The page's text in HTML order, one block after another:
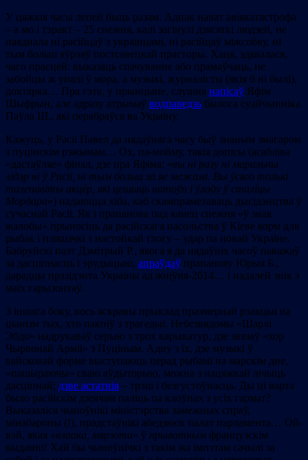
У цяжкія часы лепей быць разам. Аднак нават авіякатастрофа
– а мо і тэракт – 25 снежня, калі загінулі дзясяткі людзей, не
паяднала ні расійцаў з украінцамі, ні расійцаў міжсобку, ні
тым больш яўрэяў постсавецкай прасторы. Хаця, здавалася,
чаго прасцей: выказаць спачуванне або прамаўчаць, не
забойцы ж упалі ў мора, а музыкі, журналісты (якія б ні былі),
доктарка… Пра гэта, у прынцыпе, слушна напісаў Яфім
Шыфрын, але адразу атрымаў водпаведзь былога суайчынніка
Паўла Ш., які перабраўся ва Украіну.
Кажуць, у Расіі Павел да нядаўняга часу быў знаным змагаром
з пуцінскім рэжымам… Ох, па-мойму, такія допісы (асабліва
«дастаўляе» фінал, дзе пра Яфіма: «вы ні разу ні маральны
лідэр ні ў Расіі, ні тым больш за яе межамі. Вы ўсяго толькі
таленавіты акцёр, які цешыць натоўп і ўладу ў сталіцы
Мордара») надаюцца хіба, каб скампраметаваць дысідэнцтва ў
сучаснай Расіі. Як і прапанова пад канец снежня «ў знак
жалобы» прыносіць да расійскага пасольства ў Кіеве корм для
рыбак і пляшачкі з настойкай глогу – удар па новай Украіне.
Бабруйскі паэт Дзмітрый Р., якога я да нядаўніх часоў паважаў
за дасціпнасць і эрудыцыю, апраўдаў прапанову Юрыя Б.,
дарадцы прэзідэнта Украіны ад жніўня-2014… і надалей знік з
маіх гарызонтаў.
З іншага боку, вось яскравы прыклад празмернай рэакцыі на
цынізм тых, хто пакпіў з трагедыі. Небезвядомы «Шарлі
Эбдо» надрукаваў серыю з трох карыкатур, дзе звязаў «хор
Чырвонай Арміі» з Пуціным. Адну з іх, дзе музыкі ў
вайсковай форме выступаюць перад рыбамі на марскім дне,
«пашыраючы» сваю аўдыторыю, можна з нацяжкай лічыць
дасціпнай; дзве астатнія – трэш і безгустоўнасць. Ды ці варта
было расійскім дзеячам паліць па клоўнах з усіх гармат?
Выказаліся чыноўнікі міністэрства замежных спраў,
мінабароны (!), прадстаўнікі абедзвюх палат парламента… Ой-
вэй, якая «клаака, мярзота» ў прыватным французскім
выданні! Хай бы чыноўнічкі з такім жа імпэтам сачылі за